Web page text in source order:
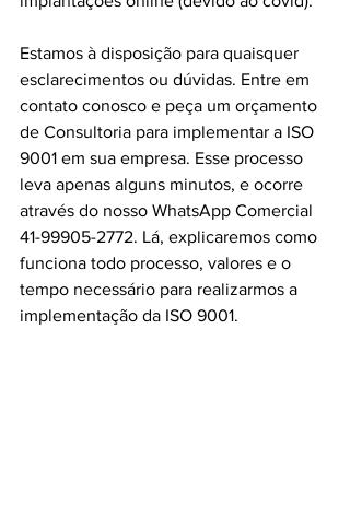
Estamos à disposição para quaisquer
esclarecimentos ou dúvidas. Entre em
contato conosco e peça um orçamento
de Consultoria para implementar a ISO
9001 em sua empresa. Esse processo
leva apenas alguns minutos, e ocorre
através do nosso WhatsApp Comercial
41-99905-2772. Lá, explicaremos como
funciona todo processo, valores e o
tempo necessário para realizarmos a
implementação da ISO 9001.